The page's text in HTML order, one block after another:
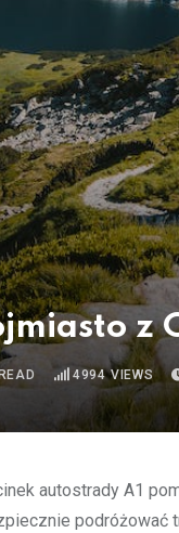
z
4994VIEWS
autostrady A1